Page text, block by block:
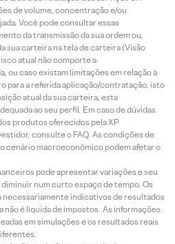
de volume, concentração e/ou
Você pode consultar essas
da transmissão da sua ordem ou,
sua carteira na tela de carteira (Visão
atual não comporte a
ou caso existam limitações em relação à
para a referida aplicação/contratação, isto
atual da sua carteira, esta
ao seu perfil. Em caso de dúvidas
produtos oferecidos pela XP
consulte o FAQ. As condições de
cenário macroeconômico podem afetar o
pode apresentar variações e seu
num curto espaço de tempo. Os
necessariamente indicativos de resultados
é líquida de impostos. As informações
em simulações e os resultados reais